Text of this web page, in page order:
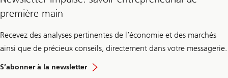
première main
Recevez des analyses pertinentes de l’économie et des marchés
ainsi que de précieux conseils, directement dans votre messagerie.
S’abonner à la newsletter